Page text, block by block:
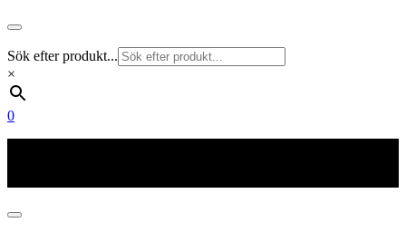
Sök efter produkt...
×
0